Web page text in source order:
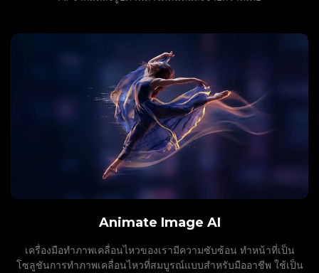
Animate Image AI
เครื่องมือทำภาพเคลื่อนไหวของเรามีความซับซ้อน ทำหน้าที่เป็น
โซลูชันการทำภาพเคลื่อนไหวที่สมบูรณ์แบบสำหรับมืออาชีพ ใช้เป็น